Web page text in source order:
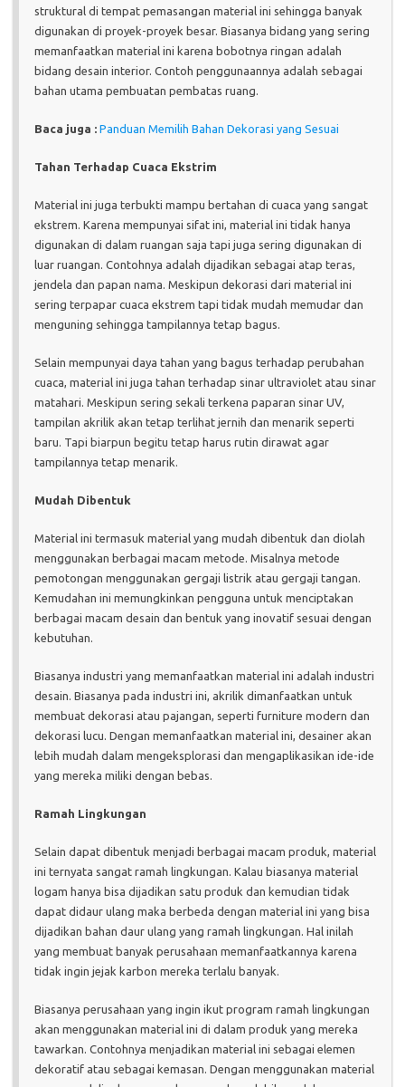
struktural di tempat pemasangan material ini sehingga banyak
digunakan di proyek-proyek besar. Biasanya bidang yang sering
memanfaatkan material ini karena bobotnya ringan adalah
bidang desain interior. Contoh penggunaannya adalah sebagai
bahan utama pembuatan pembatas ruang.
Baca juga : Panduan Memilih Bahan Dekorasi yang Sesuai
Tahan Terhadap Cuaca Ekstrim
Material ini juga terbukti mampu bertahan di cuaca yang sangat
ekstrem. Karena mempunyai sifat ini, material ini tidak hanya
digunakan di dalam ruangan saja tapi juga sering digunakan di
luar ruangan. Contohnya adalah dijadikan sebagai atap teras,
jendela dan papan nama. Meskipun dekorasi dari material ini
sering terpapar cuaca ekstrem tapi tidak mudah memudar dan
menguning sehingga tampilannya tetap bagus.
Selain mempunyai daya tahan yang bagus terhadap perubahan
cuaca, material ini juga tahan terhadap sinar ultraviolet atau sinar
matahari. Meskipun sering sekali terkena paparan sinar UV,
tampilan akrilik akan tetap terlihat jernih dan menarik seperti
baru. Tapi biarpun begitu tetap harus rutin dirawat agar
tampilannya tetap menarik.
Mudah Dibentuk
Material ini termasuk material yang mudah dibentuk dan diolah
menggunakan berbagai macam metode. Misalnya metode
pemotongan menggunakan gergaji listrik atau gergaji tangan.
Kemudahan ini memungkinkan pengguna untuk menciptakan
berbagai macam desain dan bentuk yang inovatif sesuai dengan
kebutuhan.
Biasanya industri yang memanfaatkan material ini adalah industri
desain. Biasanya pada industri ini, akrilik dimanfaatkan untuk
membuat dekorasi atau pajangan, seperti furniture modern dan
dekorasi lucu. Dengan memanfaatkan material ini, desainer akan
lebih mudah dalam mengeksplorasi dan mengaplikasikan ide-ide
yang mereka miliki dengan bebas.
Ramah Lingkungan
Selain dapat dibentuk menjadi berbagai macam produk, material
ini ternyata sangat ramah lingkungan. Kalau biasanya material
logam hanya bisa dijadikan satu produk dan kemudian tidak
dapat didaur ulang maka berbeda dengan material ini yang bisa
dijadikan bahan daur ulang yang ramah lingkungan. Hal inilah
yang membuat banyak perusahaan memanfaatkannya karena
tidak ingin jejak karbon mereka terlalu banyak.
Biasanya perusahaan yang ingin ikut program ramah lingkungan
akan menggunakan material ini di dalam produk yang mereka
tawarkan. Contohnya menjadikan material ini sebagai elemen
dekoratif atau sebagai kemasan. Dengan menggunakan material